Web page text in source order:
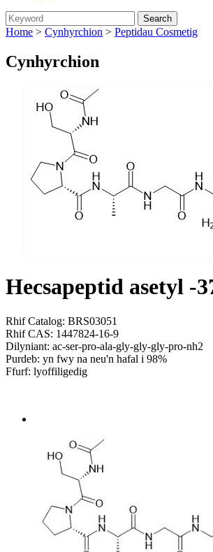
Home > Cynhyrchion > Peptidau Cosmetig
Cynhyrchion
Hecsapeptid asetyl -
Rhif Catalog: BRS03051
Rhif CAS: 1447824-16-9
Dilyniant: ac-ser-pro-ala-gly-gly-gly-pro-nh2
Purdeb: yn fwy na neu'n hafal i 98%
Ffurf: lyoffiligedig